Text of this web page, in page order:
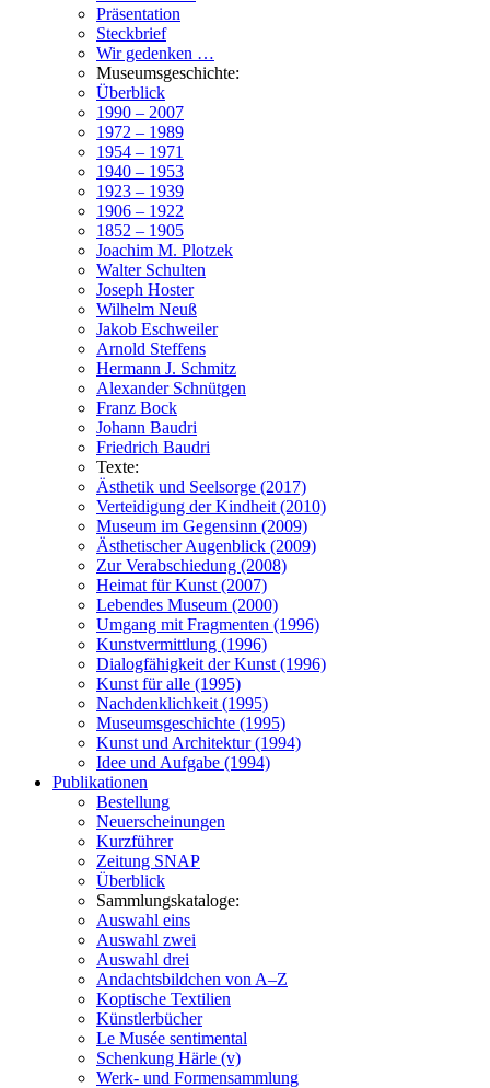
Präsentation
Steckbrief
Wir gedenken …
Museumsgeschichte:
Überblick
1990 – 2007
1972 – 1989
1954 – 1971
1940 – 1953
1923 – 1939
1906 – 1922
1852 – 1905
Joachim M. Plotzek
Walter Schulten
Joseph Hoster
Wilhelm Neuß
Jakob Eschweiler
Arnold Steffens
Hermann J. Schmitz
Alexander Schnütgen
Franz Bock
Johann Baudri
Friedrich Baudri
Texte:
Ästhetik und Seelsorge (2017)
Verteidigung der Kindheit (2010)
Museum im Gegensinn (2009)
Ästhetischer Augenblick (2009)
Zur Verabschiedung (2008)
Heimat für Kunst (2007)
Lebendes Museum (2000)
Umgang mit Fragmenten (1996)
Kunstvermittlung (1996)
Dialogfähigkeit der Kunst (1996)
Kunst für alle (1995)
Nachdenklichkeit (1995)
Museumsgeschichte (1995)
Kunst und Architektur (1994)
Idee und Aufgabe (1994)
Publikationen
Bestellung
Neuerscheinungen
Kurzführer
Zeitung SNAP
Überblick
Sammlungskataloge:
Auswahl eins
Auswahl zwei
Auswahl drei
Andachtsbildchen von A–Z
Koptische Textilien
Künstlerbücher
Le Musée sentimental
Schenkung Härle (v)
Werk- und Formensammlung